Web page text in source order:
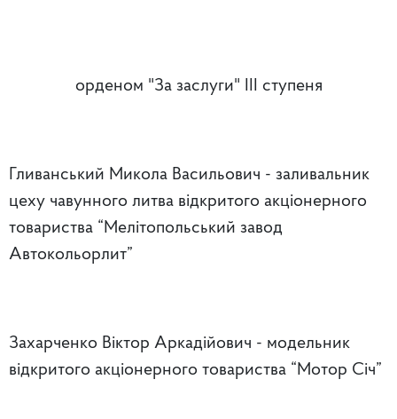
орденом "За заслуги" IIІ ступеня
Гливанський Микола Васильович - заливальник
цеху чавунного литва відкритого акціонерного
товариства “Мелітопольський завод
Автокольорлит”
Захарченко Віктор Аркадійович - модельник
відкритого акціонерного товариства “Мотор Січ”